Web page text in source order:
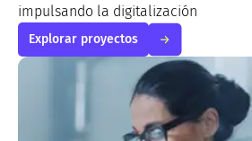
impulsando la digitalización
Explorar proyectos